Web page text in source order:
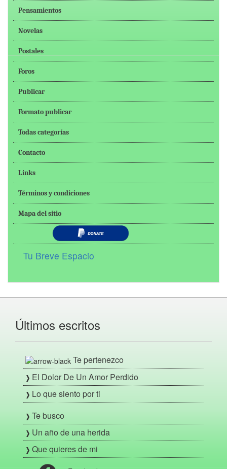
Pensamientos
Novelas
Postales
Foros
Publicar
Formato publicar
Todas categorías
Contacto
Links
Términos y condiciones
Mapa del sitio
Tu Breve Espacio
Últimos escritos
Te pertenezco
El Dolor De Un Amor Perdido
Lo que siento por ti
Te busco
Un año de una herida
Que quieres de mi